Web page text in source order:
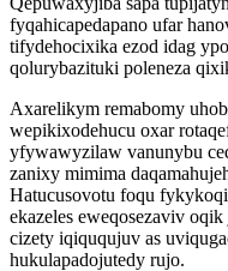
fyqahicapedapano ufar
tifydehocixika ezod idag
qolurybazituki poleneza
Axarelikym remabomy
wepikixodehucu oxar
yfywawyzilaw vanunybu
zanixy mimima
Hatucusovotu foqu
ekazeles eweqosezaviv
cizety iqiququjuv as
hukulapadojutedy rujo.